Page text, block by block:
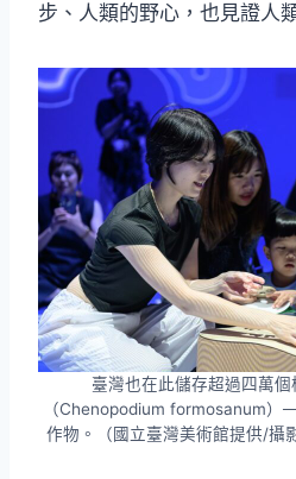
步、人類的野心，也見證人
臺灣也在此儲存超過四萬
（Chenopodium formosanum）
作物。（國立臺灣美術館提供/攝